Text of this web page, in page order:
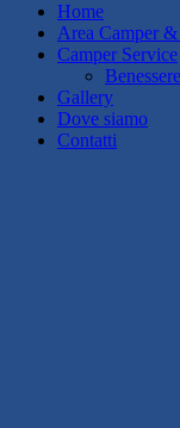
Home
Area Camper
Camper Service
Benessere
Gallery
Dove siamo
Contatti